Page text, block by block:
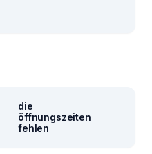
die
öffnungszeiten
fehlen